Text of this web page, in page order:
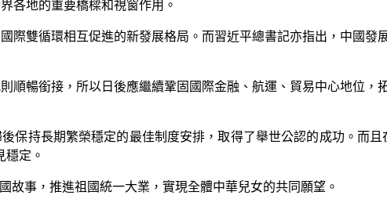
各地的重要橋樑和視窗作用。
際雙循環相互促進的新發展格局。而習近平總書記亦指出，中國發
順暢銜接，所以日後應繼續鞏固國際金融、航運、貿易中心地位，
保持長期繁榮穩定的最佳制度安排，取得了舉世公認的成功。而
穩定。
故事，推進祖國統一大業，實現全體中華兒女的共同願望。